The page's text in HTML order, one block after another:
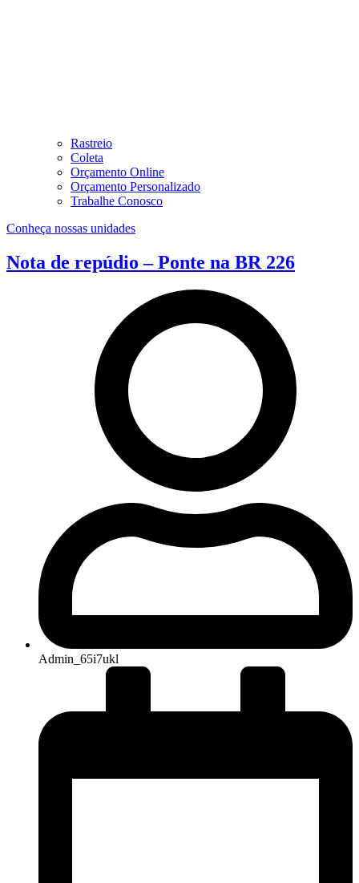
Rastreio
Coleta
Orçamento Online
Orçamento Personalizado
Trabalhe Conosco
Conheça nossas unidades
Nota de repúdio – Ponte na BR 226
Admin_65i7ukl